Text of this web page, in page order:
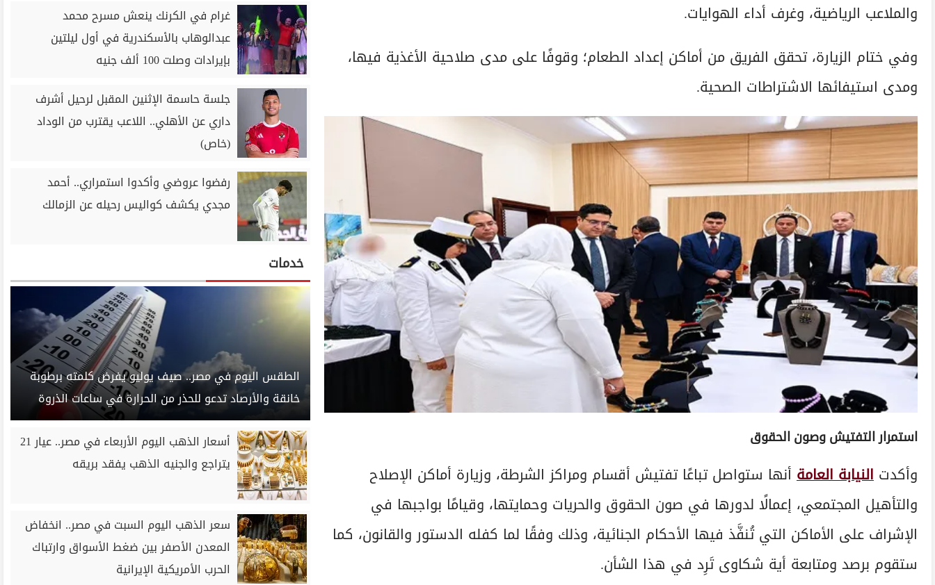
والملاعب الرياضية، وغرف أداء الهوايات.
وفي ختام الزيارة، تحقق الفريق من أماكن إعداد الطعام؛ وقوفًا على مدى صلاحية الأغذية فيها،
ومدى استيفائها الاشتراطات الصحية.
استمرار التفتيش وصون الحقوق
وأكدت النيابة العامة أنها ستواصل تباعًا تفتيش أقسام ومراكز الشرطة، وزيارة أماكن الإصلاح
والتأهيل المجتمعي، إعمالًا لدورها في صون الحقوق والحريات وحمايتها، وقيامًا بواجبها في
الإشراف على الأماكن التي تُنفَّذ فيها الأحكام الجنائية، وذلك وفقًا لما كفله الدستور والقانون، كما
ستقوم برصد ومتابعة أية شكاوى تَرِد في هذا الشأن.
غرام في الكرنك ينعش مسرح محمد
عبدالوهاب بالأسكندرية في أول ليلتين
بإيرادات وصلت 100 ألف جنيه
جلسة حاسمة الإثنين المقبل لرحيل أشرف
داري عن الأهلي.. اللاعب يقترب من الوداد
(خاص)
رفضوا عروضي وأكدوا استمراري.. أحمد
مجدي يكشف كواليس رحيله عن الزمالك
خدمات
الطقس اليوم في مصر.. صيف يوليو يفرض كلمته برطوبة
خانقة والأرصاد تدعو للحذر من الحرارة في ساعات الذروة
أسعار الذهب اليوم الأربعاء في مصر.. عيار 21
يتراجع والجنيه الذهب يفقد بريقه
سعر الذهب اليوم السبت في مصر.. انخفاض
المعدن الأصفر بين ضغط الأسواق وارتباك
الحرب الأمريكية الإيرانية